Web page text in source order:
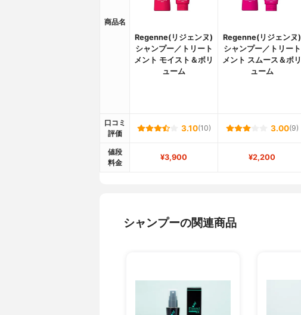
商品名
Regenne(リジェンヌ)
シャンプー／トリート
メント モイスト＆ボリ
ューム
Regenne(リジェンヌ)
シャンプー／トリート
メント スムース＆ボリ
ューム
口コミ
評価
3.10(10) 3.00(9)
値段
料金
¥3,900 ¥2,200
シャンプーの関連商品